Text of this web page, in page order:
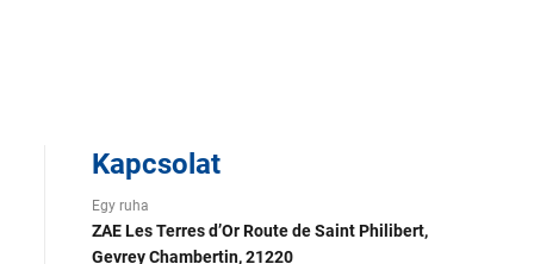
Kapcsolat
Egy ruha
ZAE Les Terres d’Or Route de Saint Philibert,
Gevrey Chambertin, 21220